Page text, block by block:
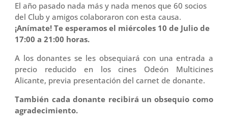
El año pasado nada más y nada menos que 60 socios
del Club y amigos colaboraron con esta causa.
¡Anímate! Te esperamos el miércoles 10 de Julio de
17:00 a 21:00 horas.
A los donantes se les obsequiará con una entrada a
precio reducido en los cines Odeón Multicines
Alicante, previa presentación del carnet de donante.
También cada donante recibirá un obsequio como
agradecimiento.